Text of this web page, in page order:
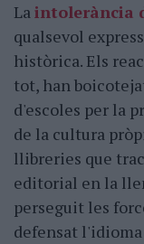
Laintolerància
qualsevol
històrica. Els
tot, han
d'escoles per la
de la cultura
llibreries que
editorial en la
perseguit les
defensat